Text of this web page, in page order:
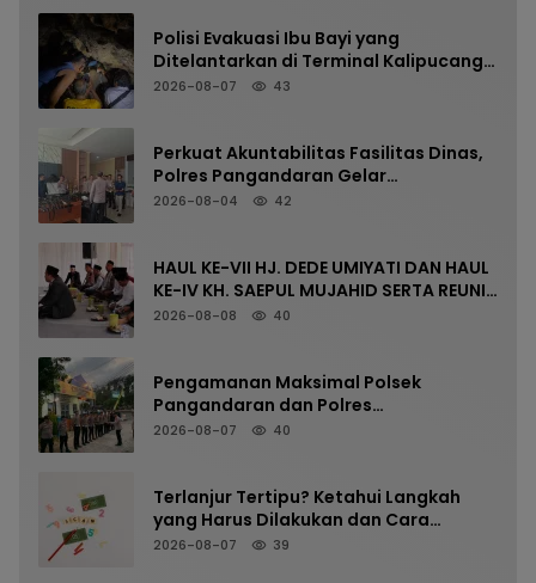
Polisi Evakuasi Ibu Bayi yang
Ditelantarkan di Terminal Kalipucang
dari Dalam Goa
2026-08-07 43
Perkuat Akuntabilitas Fasilitas Dinas,
Polres Pangandaran Gelar
Pemeriksaan Senpi Berkala
2026-08-04 42
HAUL KE-VII HJ. DEDE UMIYATI DAN HAUL
KE-IV KH. SAEPUL MUJAHID SERTA REUNI
HAFLAH KE-XV HIMPUNAN ALUMNI
2026-08-08 40
Pengamanan Maksimal Polsek
Pangandaran dan Polres
Pangandaran, Nobar Final Piala
2026-08-07 40
Terlanjur Tertipu? Ketahui Langkah
yang Harus Dilakukan dan Cara
Mencegah Kejadian Terulang
2026-08-07 39